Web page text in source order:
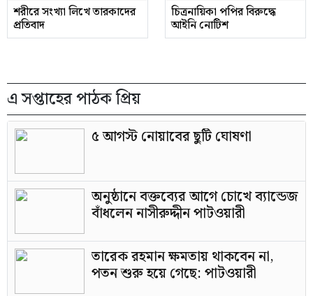
শরীরে সংখ্যা লিখে তারকাদের
প্রতিবাদ
চিত্রনায়িকা পপির বিরুদ্ধে
আইনি নোটিশ
এ সপ্তাহের পাঠক প্রিয়
৫ আগস্ট নোয়াবের ছুটি ঘোষণা
অনুষ্ঠানে বক্তব্যের আগে চোখে ব্যান্ডেজ
বাঁধলেন নাসীরুদ্দীন পাটওয়ারী
তারেক রহমান ক্ষমতায় থাকবেন না,
পতন শুরু হয়ে গেছে: পাটওয়ারী